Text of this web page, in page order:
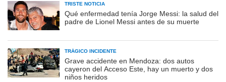
TRISTE NOTICIA
Qué enfermedad tenía Jorge Messi: la salud del
padre de Lionel Messi antes de su muerte
TRÁGICO INCIDENTE
Grave accidente en Mendoza: dos autos
cayeron del Acceso Este, hay un muerto y dos
niños heridos